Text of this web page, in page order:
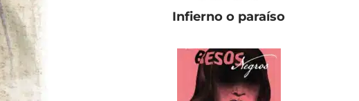
Infierno o paraíso